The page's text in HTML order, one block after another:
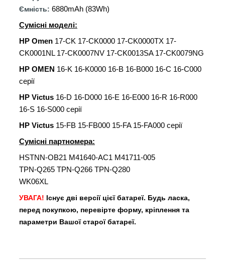
Ємність: 6880mAh (83Wh)
Сумісні моделі:
HP Omen 17-CK 17-CK0000 17-CK0000TX 17-
CK0001NL 17-CK0007NV 17-CK0013SA 17-CK0079NG
HP OMEN 16-K 16-K0000 16-B 16-B000 16-C 16-C000
серії
HP Victus 16-D 16-D000 16-E 16-E000 16-R 16-R000
16-S 16-S000 серії
HP Victus 15-FB 15-FB000 15-FA 15-FA000 серії
Сумісні партномера:
HSTNN-OB21 M41640-AC1 M41711-005
TPN-Q265 TPN-Q266 TPN-Q280
WK06XL
УВАГА! Існує дві версії цієї батареї. Будь ласка,
перед покупкою, перевірте форму, кріплення та
параметри Вашої старої батареї.